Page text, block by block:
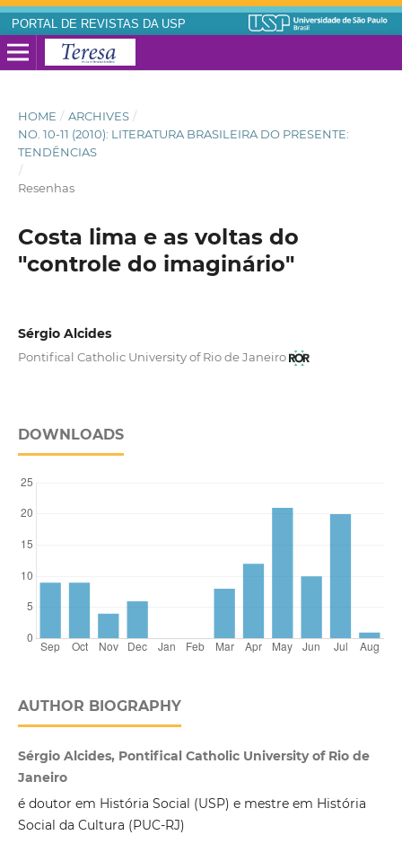
PORTAL DE REVISTAS DA USP
HOME / ARCHIVES /
NO. 10-11 (2010): LITERATURA BRASILEIRA DO PRESENTE:
TENDÊNCIAS
/
Resenhas
Costa lima e as voltas do
"controle do imaginário"
Sérgio Alcides
Pontifical Catholic University of Rio de Janeiro
DOWNLOADS
AUTHOR BIOGRAPHY
Sérgio Alcides, Pontifical Catholic University of Rio de
Janeiro
é doutor em História Social (USP) e mestre em História
Social da Cultura (PUC-RJ)